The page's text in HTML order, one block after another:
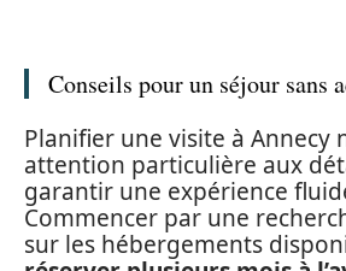
Conseils pour un séjour sans
Planifier une visite à Annecy
attention particulière aux
garantir une expérience
Commencer par une
sur les hébergements